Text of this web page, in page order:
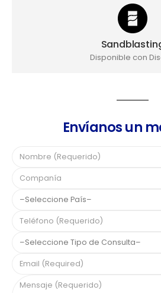
Disponible con
Envíanos un